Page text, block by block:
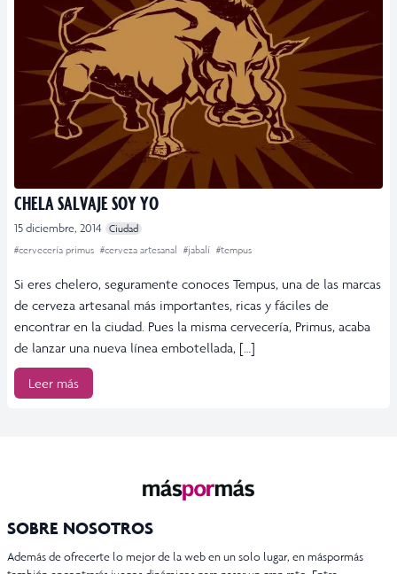
CHELA SALVAJE SOY YO
15 diciembre, 2014
Ciudad
#cervecería primus #cerveza artesanal #jabalí #tempus
Si eres chelero, seguramente conoces Tempus, una de las marcas
de cerveza artesanal más importantes, ricas y fáciles de
encontrar en la ciudad. Pues la misma cervecería, Primus, acaba
de lanzar una nueva línea embotellada, […]
Leer más
SOBRE NOSOTROS
Además de ofrecerte lo mejor de la web en un solo lugar, en máspormás